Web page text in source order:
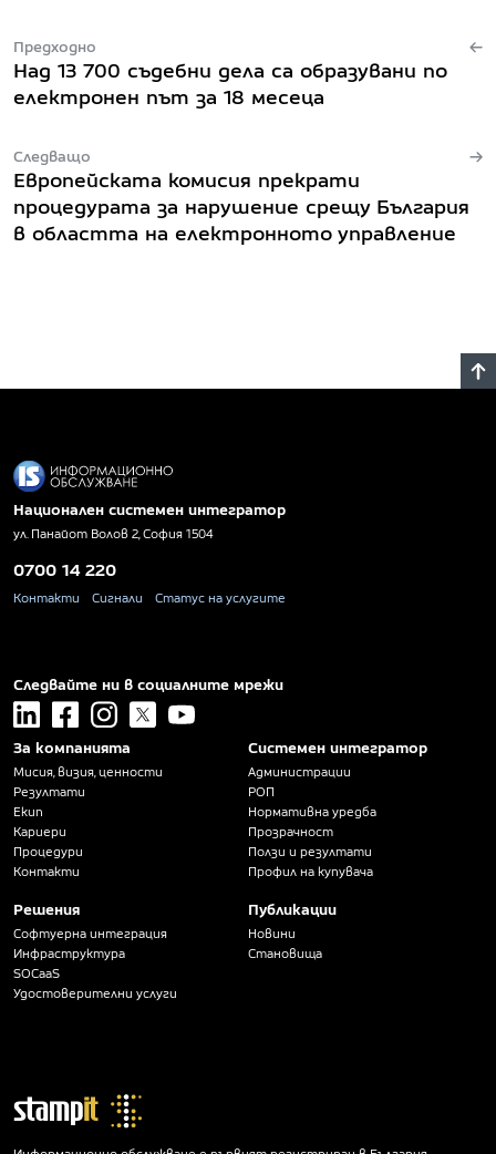
Предходно
Над 13 700 съдебни дела са образувани по
електронен път за 18 месеца
Следващо
Европейската комисия прекрати
процедурата за нарушение срещу България
в областта на електронното управление
Национален системен интегратор
ул. Панайот Волов 2, София 1504
0700 14 220
Контакти Сигнали Статус на услугите
Следвайте ни в социалните мрежи
linkedin facebookinstagram
x youtube
За компанията
Мисия, визия, ценности
Резултати
Екип
Кариери
Процедури
Контакти
Решения
Софтуерна интеграция
Инфраструктура
SOCaaS
Удостоверителни услуги
Системен интегратор
Администрации
РОП
Нормативна уредба
Прозрачност
Ползи и резултати
Профил на купувача
Публикации
Новини
Становища